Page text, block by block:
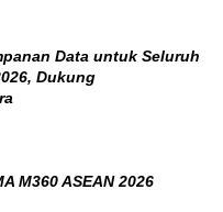
Data untuk Seluruh
Dukung
M360 ASEAN 2026